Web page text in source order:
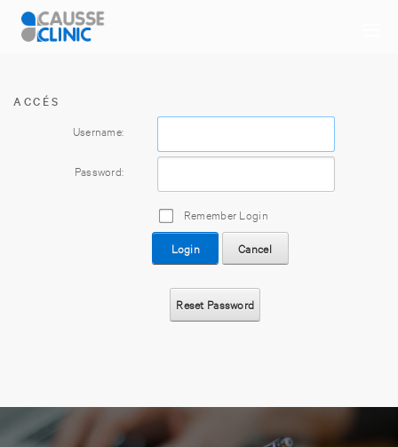
ACCÉS
Username:
Password:
Remember Login
Login Cancel
Reset Password